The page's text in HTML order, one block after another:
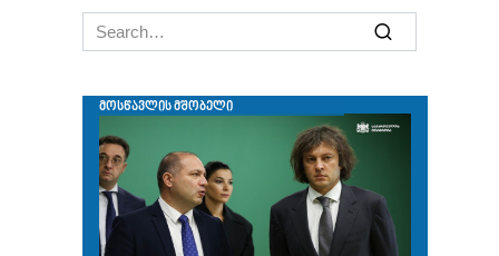
Search
for: